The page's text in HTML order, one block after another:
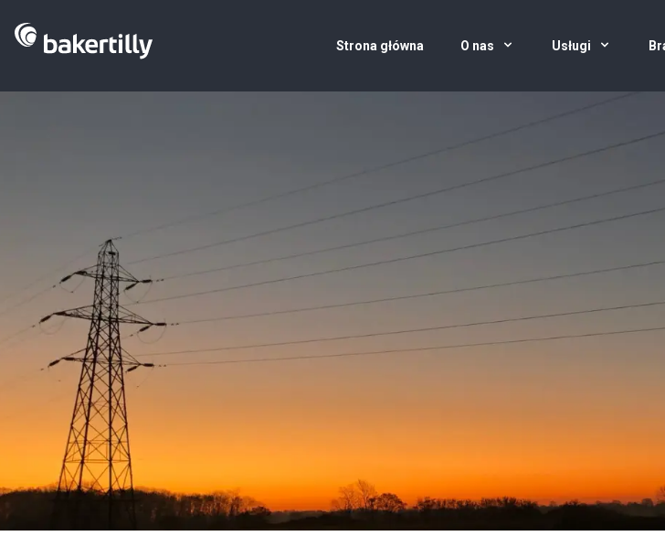
Strona główna O nas Usługi